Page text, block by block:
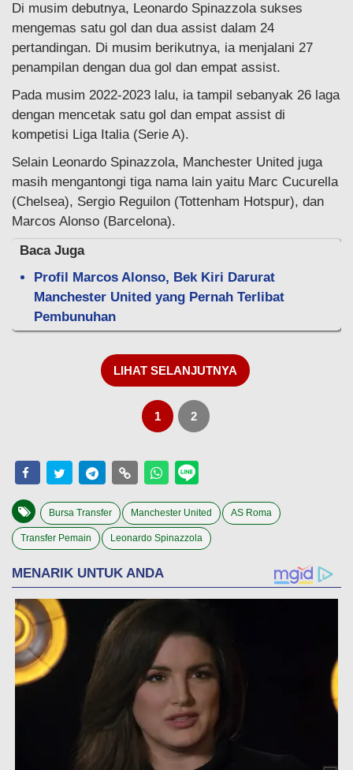
Di musim debutnya, Leonardo Spinazzola sukses
mengemas satu gol dan dua assist dalam 24
pertandingan. Di musim berikutnya, ia menjalani 27
penampilan dengan dua gol dan empat assist.
Pada musim 2022-2023 lalu, ia tampil sebanyak 26 laga
dengan mencetak satu gol dan empat assist di
kompetisi Liga Italia (Serie A).
Selain Leonardo Spinazzola, Manchester United juga
masih mengantongi tiga nama lain yaitu Marc Cucurella
(Chelsea), Sergio Reguilon (Tottenham Hotspur), dan
Marcos Alonso (Barcelona).
Baca Juga
Profil Marcos Alonso, Bek Kiri Darurat
Manchester United yang Pernah Terlibat
Pembunuhan
LIHAT SELANJUTNYA
1 2
Bursa Transfer Manchester United AS Roma
Transfer Pemain Leonardo Spinazzola